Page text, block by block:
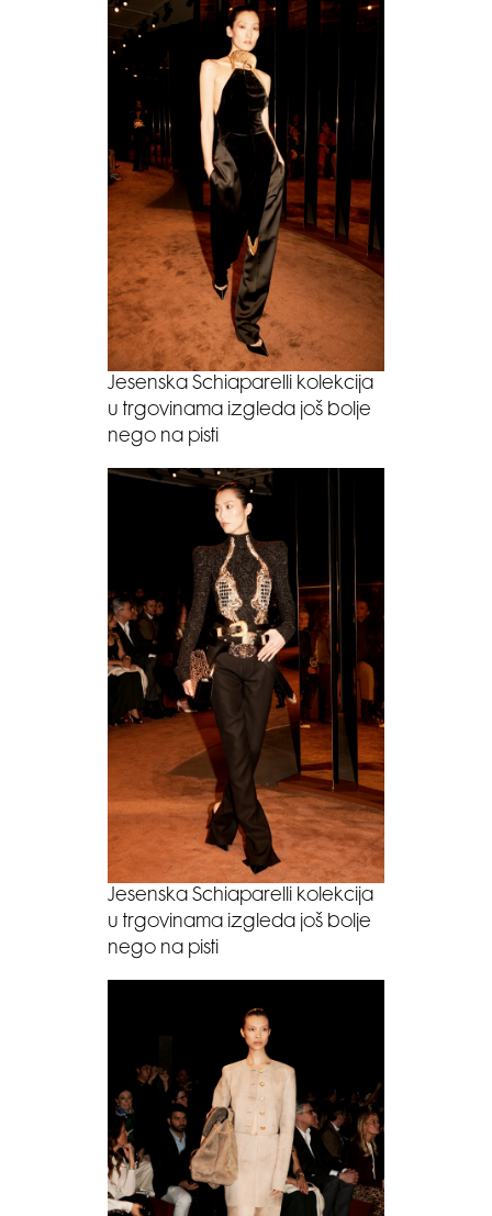
Jesenska Schiaparelli kolekcija
u trgovinama izgleda još bolje
nego na pisti
Jesenska Schiaparelli kolekcija
u trgovinama izgleda još bolje
nego na pisti